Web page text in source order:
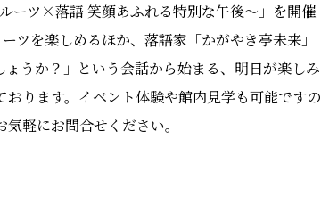
ーツ×落語 笑顔あふれる特別な午後～」を開催
ツを楽しめるほか、落語家「かがやき亭未来」
うか？」という会話から始まる、明日が楽しみ
ります。イベント体験や館内見学も可能ですの
軽にお問合せください。